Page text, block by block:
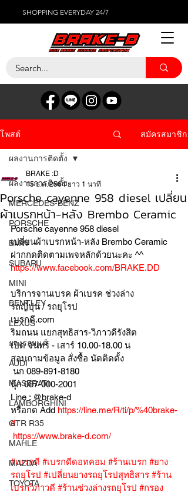
SHOPPING EVERYDAY 24/7
โพสต์ สมัครสมาชิก
ผลงานการติดตั้ง
MERCEDES-BENZ
PORSCHE
BMW
SUBARU
MINI
BENTLEY
LEXUS
ยางรถยนต์
AUDI
MASERATI
LAMBORGHINI
GTR R35
MAHLE
MAZDA
TOYOTA
ผลงานการติดตั้ง
Porsche cayenne 958 diesel เปลี่ยน
ผ้าเบรกหน้า-หลัง Brembo Ceramic
BRAKE :D
15 ธ.ค. 2564 ยาว 1 นาที
Porsche cayenne 958 diesel
เปลี่ยนผ้าเบรกหน้า-หลัง Brembo Ceramic
ฝากกดติดตามเพจหลักด้วยนะคะ ^^
https://www.facebook.com/BRAKE.DD
บริการจานเบรค ผ้าเบรค ช่วงล่าง
รถญี่ปุ่น / รถยุโรป
เบรกดี.com
ริมถนน แยกสุทธิสาร-วิภาวดีรังสิต
เปิด จันทร์ - เสาร์ 10.00-18.00 น
สอบถามข้อมูล สั่งซื้อ นัดติดตั้ง
นก 089-891-8180
นุ๊ก 087-000-2001
Line : @brake-d
หรือกด Add https://line.me/R/ti/p/%40brake-
d
https://www.brake-d.com/
#เบรกดี #เบรกดีดอทคอม #ร้านเบรก #ยาง
รถยุโรป #เปลี่ยนยางรถยุโรปสุทธิสาร #ร้าน
เบรกวิภาวดี #ร้านช่วงล่างรถยุโรป #กรอง